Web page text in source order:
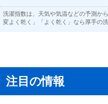
洗濯指数は、天気や気温などの予測か
変よく乾く」「よく乾く」なら厚手の
注目の情報